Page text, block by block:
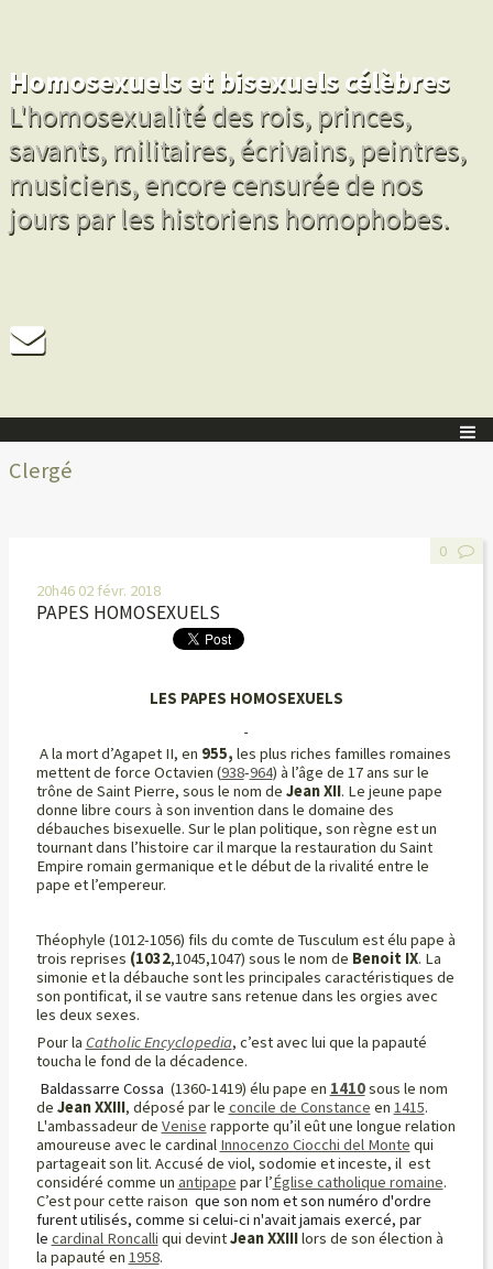
Homosexuels et bisexuels célèbres
L'homosexualité des rois, princes,
savants, militaires, écrivains, peintres,
musiciens, encore censurée de nos
jours par les historiens homophobes.
Clergé
20h46 02 févr. 2018
PAPES HOMOSEXUELS
LES PAPES HOMOSEXUELS
A la mort d’Agapet II, en 955, les plus riches familles romaines
mettent de force Octavien (938-964) à l’âge de 17 ans sur le
trône de Saint Pierre, sous le nom de JeanXII. Le jeune pape
donne libre cours à son invention dans le domaine des
débauches bisexuelle. Sur le plan politique, son règne est un
tournant dans l’histoire car il marque la restauration du Saint
Empire romain germanique et le début de la rivalité entre le
pape et l’empereur.
Théophyle (1012-1056) fils du comte de Tusculum est élu pape à
trois reprises (1032,1045,1047) sous le nom de Benoit IX. La
simonie et la débauche sont les principales caractéristiques de
son pontificat, il se vautre sans retenue dans les orgies avec
les deux sexes.
Pour la Catholic Encyclopedia, c’est avec lui que la papauté
toucha le fond de la décadence.
Baldassarre Cossa (1360-1419) élu pape en 1410sous le nom
de Jean XXIII, déposé par le concile de Constance en 1415.
L'ambassadeur de Venise rapporte qu’il eût une longue relation
amoureuse avec le cardinal Innocenzo Ciocchi del Monte qui
partageait son lit. Accusé de viol, sodomie et inceste, il est
considéré comme un antipape par l’Église catholique romaine.
C’est pour cette raison que son nom et son numéro d'ordre
furent utilisés, comme si celui-ci n'avait jamais exercé, par
le cardinal Roncalli qui devintJeanXXIIIlors de son élection à
la papauté en 1958.
0